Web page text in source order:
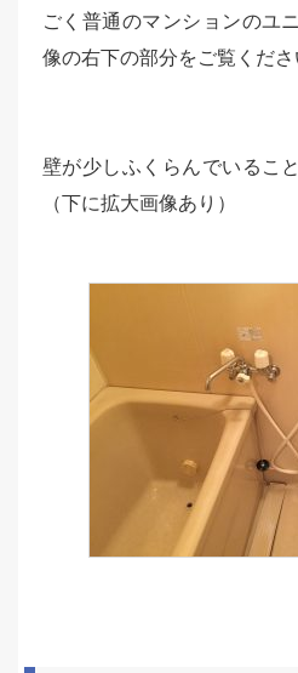
ごく普通のマンションのユ
像の右下の部分をご覧くださ
壁が少しふくらんでいるこ
（下に拡大画像あり）